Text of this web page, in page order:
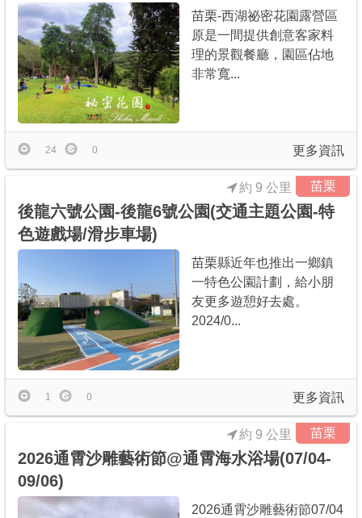
苗栗-西湖祕密花園露營區
原是一間提供創意客家料
理的景觀餐廳，園區佔地
非常寬...
更多資訊
24 0
苗栗
約 9 公里
後龍六號公園-後龍6號公園(交通主題公園-特
色遊戲場/滑步車場)
苗栗縣近年也推出一鄉鎮
一特色公園計劃，給小朋
友更多遊憩好去處。
2024/0...
更多資訊
1 0
苗栗
約 9 公里
2026通霄沙雕藝術節@通霄海水浴場(07/04-
09/06)
2026通霄沙雕藝術節07/04